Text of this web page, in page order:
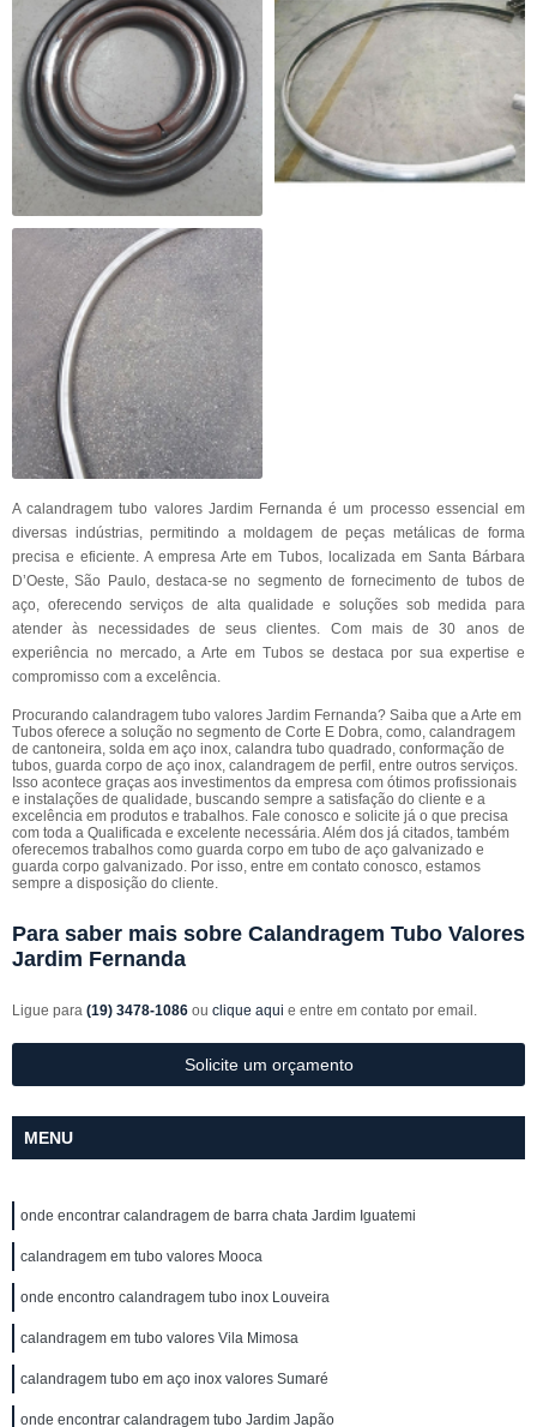
A calandragem tubo valores Jardim Fernanda é um processo essencial em
diversas indústrias, permitindo a moldagem de peças metálicas de forma
precisa e eficiente. A empresa Arte em Tubos, localizada em Santa Bárbara
D’Oeste, São Paulo, destaca-se no segmento de fornecimento de tubos de
aço, oferecendo serviços de alta qualidade e soluções sob medida para
atender às necessidades de seus clientes. Com mais de 30 anos de
experiência no mercado, a Arte em Tubos se destaca por sua expertise e
compromisso com a excelência.
Procurando calandragem tubo valores Jardim Fernanda? Saiba que a Arte em
Tubos oferece a solução no segmento de Corte E Dobra, como, calandragem
de cantoneira, solda em aço inox, calandra tubo quadrado, conformação de
tubos, guarda corpo de aço inox, calandragem de perfil, entre outros serviços.
Isso acontece graças aos investimentos da empresa com ótimos profissionais
e instalações de qualidade, buscando sempre a satisfação do cliente e a
excelência em produtos e trabalhos. Fale conosco e solicite já o que precisa
com toda a Qualificada e excelente necessária. Além dos já citados, também
oferecemos trabalhos como guarda corpo em tubo de aço galvanizado e
guarda corpo galvanizado. Por isso, entre em contato conosco, estamos
sempre a disposição do cliente.
Para saber mais sobre Calandragem Tubo Valores
Jardim Fernanda
Ligue para (19) 3478-1086 ou clique aqui e entre em contato por email.
Solicite um orçamento
MENU
onde encontrar calandragem de barra chata Jardim Iguatemi
calandragem em tubo valores Mooca
onde encontro calandragem tubo inox Louveira
calandragem em tubo valores Vila Mimosa
calandragem tubo em aço inox valores Sumaré
onde encontrar calandragem tubo Jardim Japão